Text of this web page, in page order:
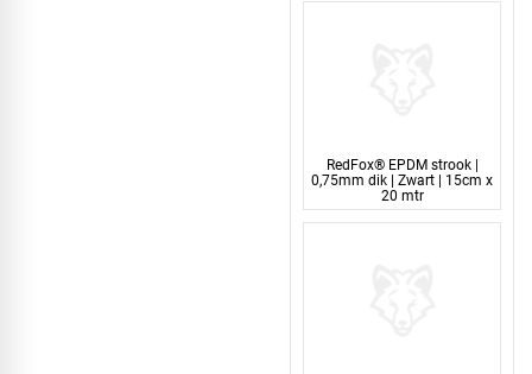
RedFox® EPDM strook |
0,75mm dik | Zwart | 15cm x
20 mtr